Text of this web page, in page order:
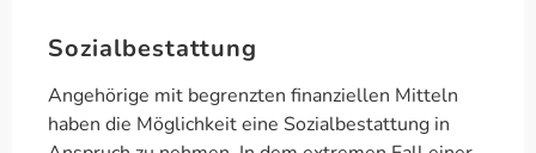
Sozialbestattung
Angehörige mit begrenzten finanziellen Mitteln
haben die Möglichkeit eine Sozialbestattung in